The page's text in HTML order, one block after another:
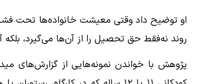
او توضیح داد وقتی معیشت خانواده‌ها تحت
روند نه‌فقط حق تحصیل را از آن‌ها می‌گیرد،
پژوهش با خواندن نمونه‌هایی از گزارش‌های